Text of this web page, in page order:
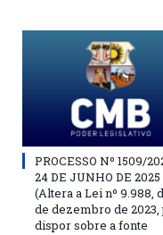
PROCESSO Nº 1509/
24 DE JUNHO DE 2025
(Altera a Lei nº 9.988,
de dezembro de 2023,
dispor sobre a fonte